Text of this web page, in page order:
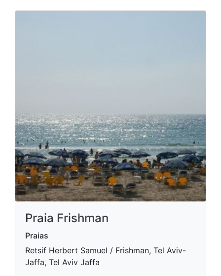
Praia Frishman
Praias
Retsif Herbert Samuel / Frishman, Tel Aviv-
Jaffa, Tel Aviv Jaffa